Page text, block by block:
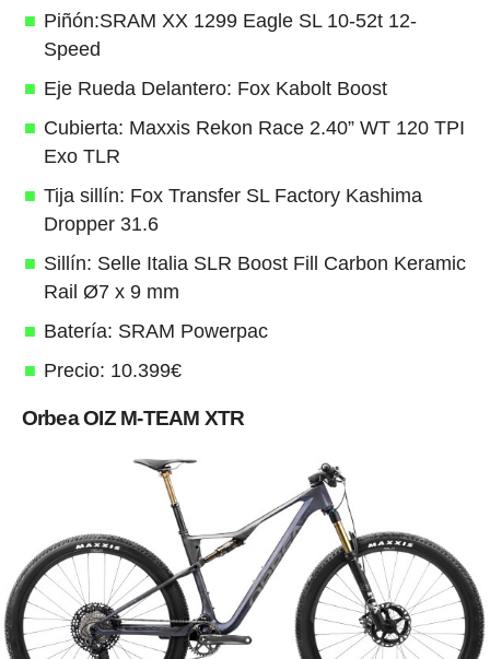
Piñón:SRAM XX 1299 Eagle SL 10-52t 12-
Speed
Eje Rueda Delantero: Fox Kabolt Boost
Cubierta: Maxxis Rekon Race 2.40” WT 120 TPI
Exo TLR
Tija sillín: Fox Transfer SL Factory Kashima
Dropper 31.6
Sillín: Selle Italia SLR Boost Fill Carbon Keramic
Rail Ø7 x 9 mm
Batería: SRAM Powerpac
Precio: 10.399€
Orbea OIZ M-TEAM XTR